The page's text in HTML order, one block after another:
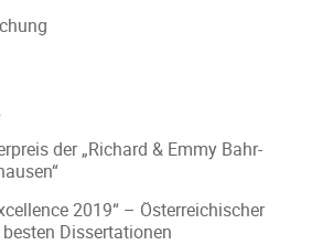
der „Richard & Emmy Bahr-
2019“ – Österreichischer
Dissertationen